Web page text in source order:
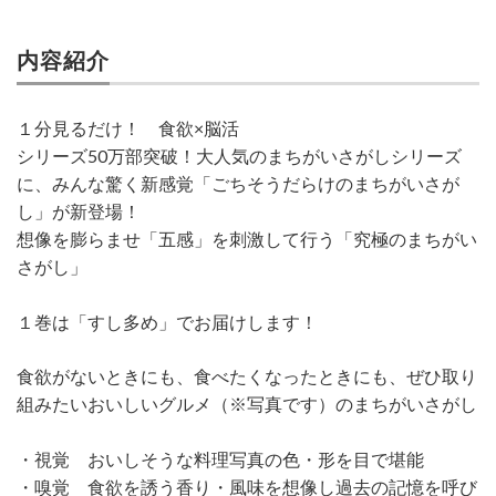
内容紹介
１分見るだけ！ 食欲×脳活
シリーズ50万部突破！大人気のまちがいさがしシリーズ
に、みんな驚く新感覚「ごちそうだらけのまちがいさが
し」が新登場！
想像を膨らませ「五感」を刺激して行う「究極のまちがい
さがし」
１巻は「すし多め」でお届けします！
食欲がないときにも、食べたくなったときにも、ぜひ取り
組みたいおいしいグルメ（※写真です）のまちがいさがし
・視覚 おいしそうな料理写真の色・形を目で堪能
・嗅覚 食欲を誘う香り・風味を想像し過去の記憶を呼び